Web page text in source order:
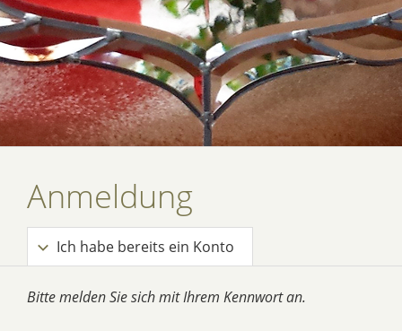
Anmeldung
Ich habe bereits ein Konto
Bitte melden Sie sich mit Ihrem Kennwort an.